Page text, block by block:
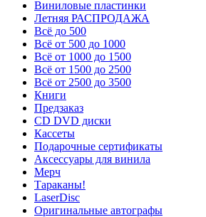
Виниловые пластинки
Летняя РАСПРОДАЖА
Всё до 500
Всё от 500 до 1000
Всё от 1000 до 1500
Всё от 1500 до 2500
Всё от 2500 до 3500
Книги
Предзаказ
CD DVD диски
Кассеты
Подарочные сертификаты
Аксессуары для винила
Мерч
Тараканы!
LaserDisc
Оригинальные автографы